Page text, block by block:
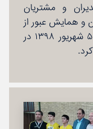
و مشتریان
و همایش عبور از
مرز ۵۰۰ فروشگاه فرانچایز را روز سه‌شنبه، ۵ شهریور ۱۳۹۸ در